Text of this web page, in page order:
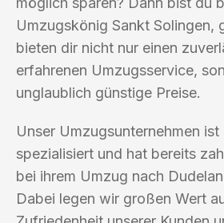
Umzugskönig Sankt Solingen,
bieten dir nicht nur einen
erfahrenen Umzugsservice,
unglaublich günstige Preise.
Unser Umzugsunternehmen
spezialisiert und hat bereits
bei ihrem Umzug nach
Dabei legen wir großen Wert